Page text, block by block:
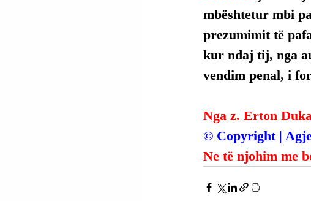
mbështetur mbi
prezumimit të
kur ndaj tij, nga
vendim penal, i
Nga z. Erton
© Copyright |
Ne të njohim me